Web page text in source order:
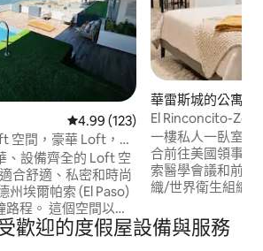
從 123 則評價中獲得 4.99 的平
4.99 (123)
空間，豪華 Loft，距
7 分鐘車程。
、設備齊全的 Loft 空
合舒適、私密和時尚
空間以其
明和湖景脫穎而出，
受
華雷斯城的公寓
El Rinconcito-
分鐘
一樓私人一臥室公
合前往美國領事館
索醫學會議和前往國際大
織/世界衛生組織大會的
訊通話。 獨立入
可通往樓上的獨立
歡迎的度假屋設備與服務